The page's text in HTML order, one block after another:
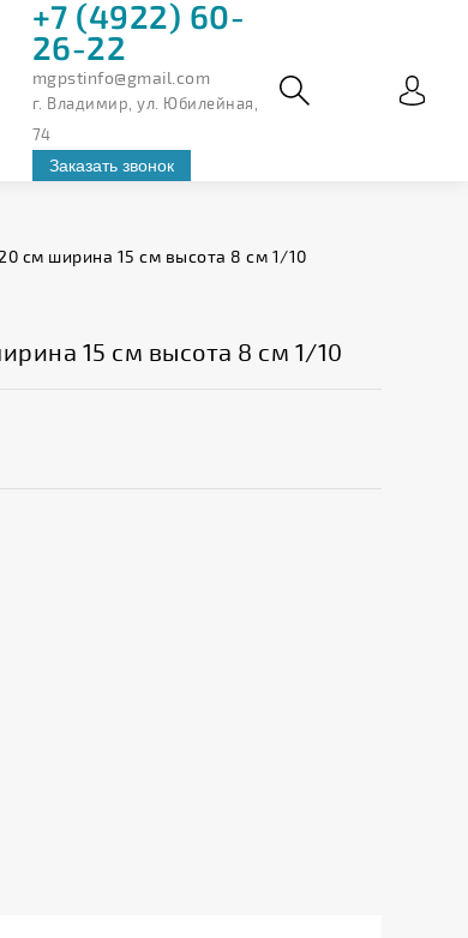
+7 (4922) 60-
26-22
mgpstinfo@gmail.com
г. Владимир, ул. Юбилейная,
74
Заказать звонок
см ширина 15 см высота 8 см 1/10
15 см высота 8 см 1/10